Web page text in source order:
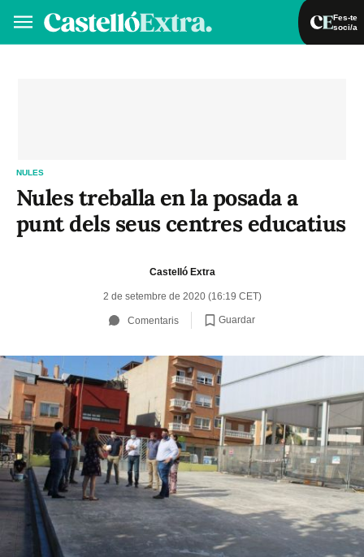
Fes-te
soci/a
NULES
Nules treballa en la posada a
punt dels seus centres educatius
Castelló Extra
2 de setembre de 2020 (16:19 CET)
Comentaris Guardar